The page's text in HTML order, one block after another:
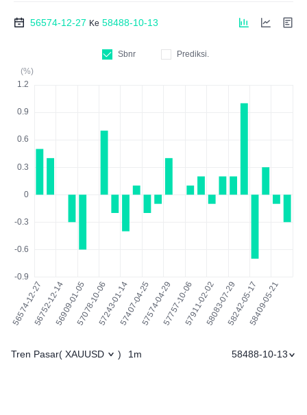
56574-12-27 Ke 58488-10-13
Sbnr
Prediksi.
(%)
Tren Pasar( XAUUSD ) 1m 58488-10-13